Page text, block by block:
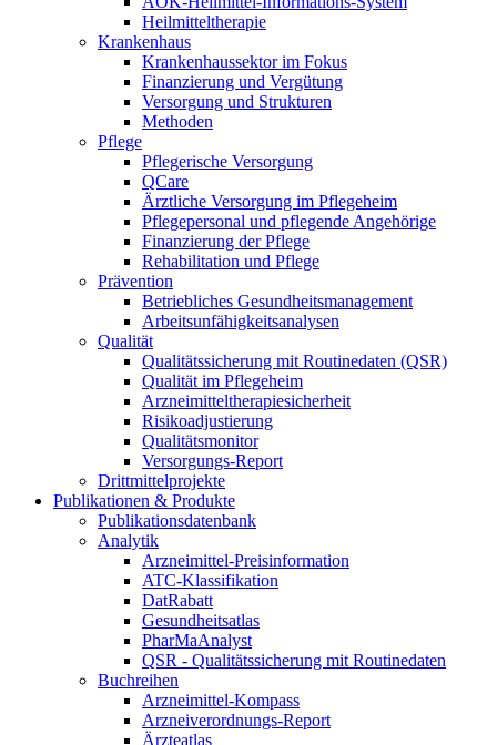
Heilmitteltherapie
Krankenhaus
Krankenhaussektor im Fokus
Finanzierung und Vergütung
Versorgung und Strukturen
Methoden
Pflege
Pflegerische Versorgung
QCare
Ärztliche Versorgung im Pflegeheim
Pflegepersonal und pflegende Angehörige
Finanzierung der Pflege
Rehabilitation und Pflege
Prävention
Betriebliches Gesundheitsmanagement
Arbeitsunfähigkeitsanalysen
Qualität
Qualitätssicherung mit Routinedaten (QSR)
Qualität im Pflegeheim
Arzneimitteltherapiesicherheit
Risikoadjustierung
Qualitätsmonitor
Versorgungs-Report
Drittmittelprojekte
Publikationen & Produkte
Publikationsdatenbank
Analytik
Arzneimittel-Preisinformation
ATC-Klassifikation
DatRabatt
Gesundheitsatlas
PharMaAnalyst
QSR - Qualitätssicherung mit Routinedaten
Buchreihen
Arzneimittel-Kompass
Arzneiverordnungs-Report
Ärzteatlas